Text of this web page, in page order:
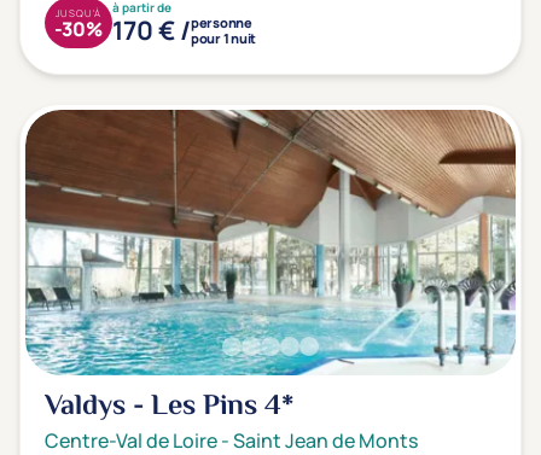
à partir de
170 € /personne
pour 1 nuit
JUSQU'À
-30%
Valdys - Les Pins4*
Centre-Val de Loire-Saint Jean de Monts